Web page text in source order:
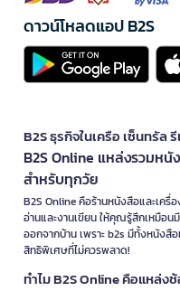
ดาวน์โหลดแอป B2S
B2S ธุรกิจในเครือ เซ็นทรัล
B2S Online แหล่งรวมหนั
สำหรับทุกวัย
B2S Online คือร้านหนังสือและเครื่
อ่านและงานเขียน ให้คุณรู้สึกเหมือ
ออกจากบ้าน เพราะ b2s มีทั้งหนัง
สิทธิพิเศษที่ไม่ควรพลาด!
ทำไม B2S Online คือแหล่